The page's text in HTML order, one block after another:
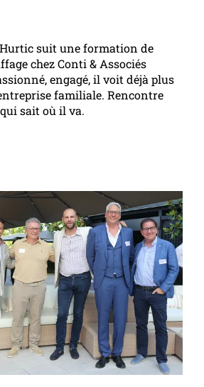
suit une formation de
chez Conti & Associés
engagé, il voit déjà plus
familiale. Rencontre
sait où il va.